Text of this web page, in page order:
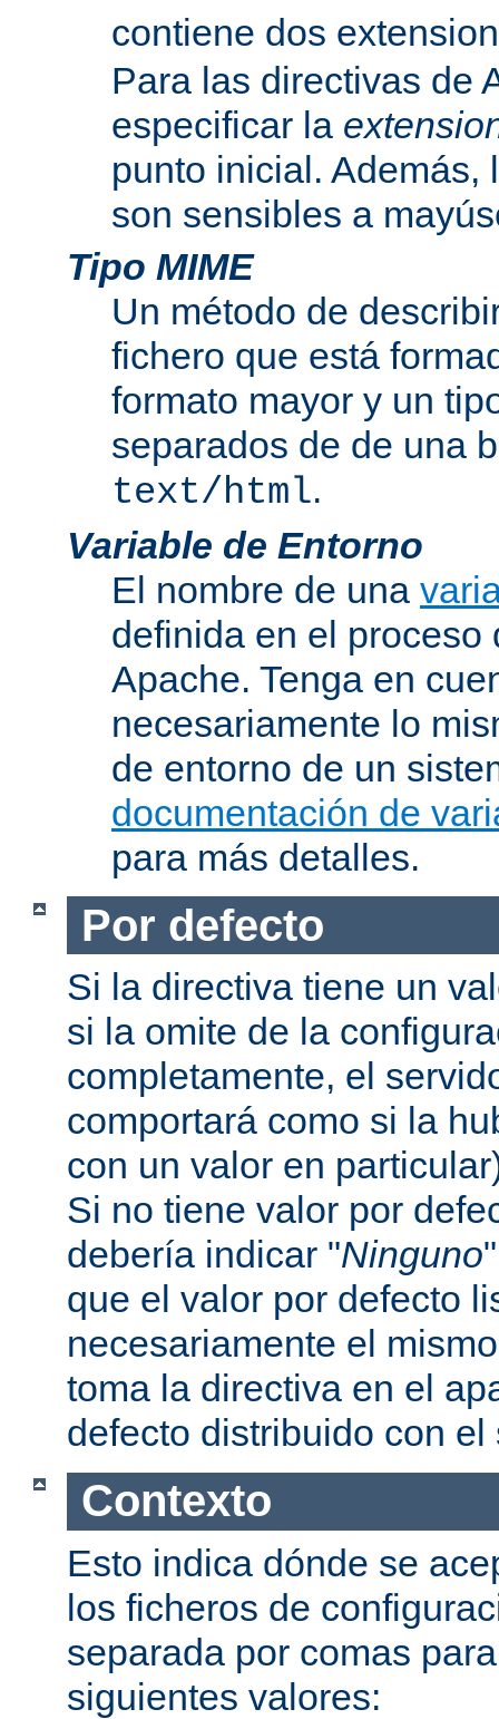
contiene dos
Para las directivas de
especificar la
punto inicial. Además,
son sensibles a
Tipo MIME
Un método de
fichero que está
formato mayor y un
separados de de una
text/html.
Variable de Entorno
El nombre de una
definida en el proceso
Apache. Tenga en
necesariamente lo
de entorno de un
documentación de
para más detalles.
Por defecto
Si la directiva tiene un
si la omite de la
completamente, el
comportará como si la
con un valor en
Si no tiene valor por
debería indicar "Ninguno
que el valor por defecto
necesariamente el
toma la directiva en el
defecto distribuido con el
Contexto
Esto indica dónde se
los ficheros de
separada por comas
siguientes valores: